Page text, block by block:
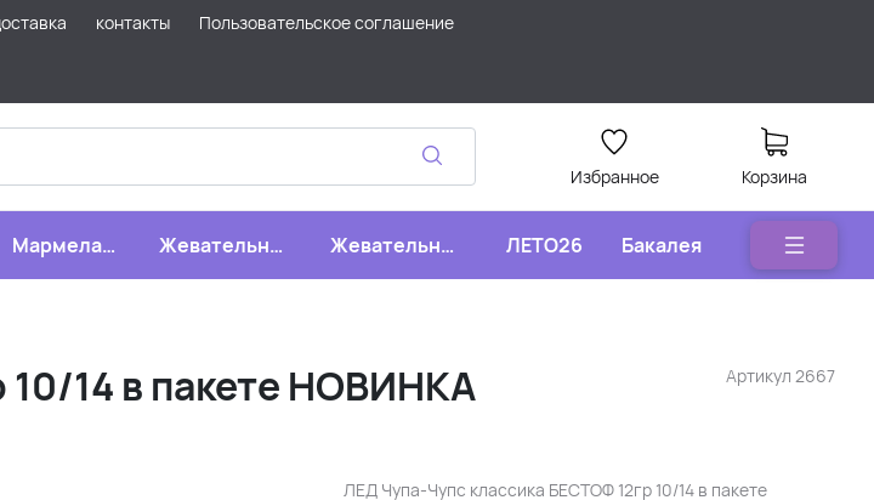
контакты Пользовательское соглашение
Избранное Корзина
Мармелад,
зефир,
Жевательная
резинка
Жевательные
конфеты
ЛЕТО26 Бакалея
Артикул 2667
14 в пакете НОВИНКА
ЛЕД Чупа-Чупс классика БЕСТОФ 12гр 10/14 в пакете